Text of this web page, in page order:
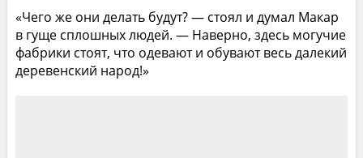
«Чего же они делать будут? — стоял и думал Макар
в гуще сплошных людей. — Наверно, здесь могучие
фабрики стоят, что одевают и обувают весь далекий
деревенский народ!»